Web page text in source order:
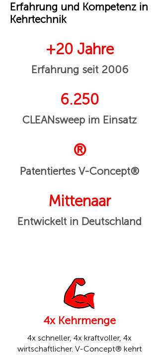
Erfahrung und Kompetenz in
Kehrtechnik
+20 Jahre
Erfahrung seit 2006
6.250
CLEANsweep im Einsatz
®
Patentiertes V-Concept®
Mittenaar
Entwickelt in Deutschland
4x Kehrmenge
4x schneller, 4x kraftvoller, 4x
wirtschaftlicher. V-Concept® kehrt